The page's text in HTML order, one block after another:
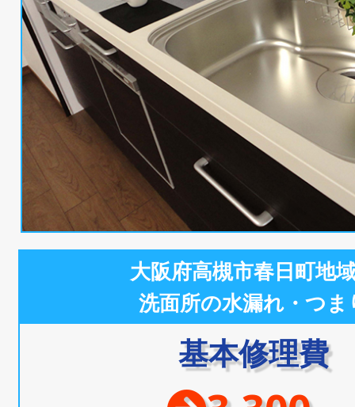
大阪府高槻市春日町地
洗面所の水漏れ・つま
基本修理費